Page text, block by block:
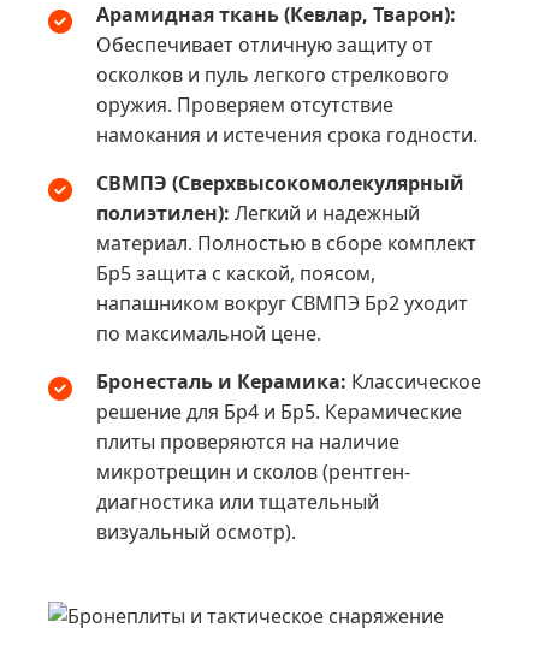
Арамидная ткань (Кевлар, Тварон):
Обеспечивает отличную защиту от
осколков и пуль легкого стрелкового
оружия. Проверяем отсутствие
намокания и истечения срока годности.
СВМПЭ (Сверхвысокомолекулярный
полиэтилен): Легкий и надежный
материал. Полностью в сборе комплект
Бр5 защита с каской, поясом,
напашником вокруг СВМПЭ Бр2 уходит
по максимальной цене.
Бронесталь и Керамика: Классическое
решение для Бр4 и Бр5. Керамические
плиты проверяются на наличие
микротрещин и сколов (рентген-
диагностика или тщательный
визуальный осмотр).